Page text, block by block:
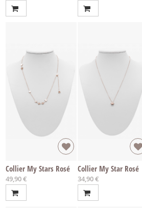
Collier My Stars Rosé
49,90 €
Collier My Star Rosé
34,90 €